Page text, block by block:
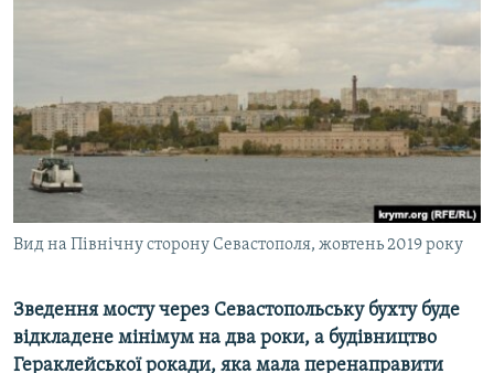
СВІДЧЕННЯ ОКУПАЦІЇ
УКРАЇНСЬКА ПРОБЛЕМА КРИМУ
ІНФОГРАФІКА
ЯК ОБІЙТИ БЛОКУВАННЯ
Qırımtatar
ДОЛУЧАЙСЯ!
Вид на Північну сторону Севастополя, жовтень 2019 року
Зведення мосту через Севастопольську бухту буде
відкладене мінімум на два роки, а будівництво
Гераклейської рокади, яка мала перенаправити